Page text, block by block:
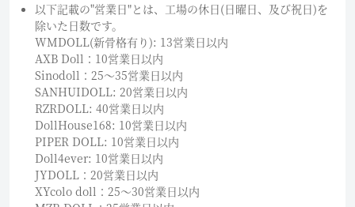
以下記載の"営業日"とは、工場の休日(日曜日、及び祝日)を
除いた日数です。
WMDOLL(新骨格有り): 13営業日以内
AXB Doll：10営業日以内
Sinodoll：25〜35営業日以内
SANHUIDOLL: 20営業日以内
RZRDOLL: 40営業日以内
DollHouse168: 10営業日以内
PIPER DOLL: 10営業日以内
Doll4ever: 10営業日以内
JYDOLL：20営業日以内
XYcolo doll：25〜30営業日以内